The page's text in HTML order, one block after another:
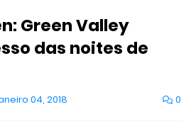
Green Valley
das noites de
04, 2018 0